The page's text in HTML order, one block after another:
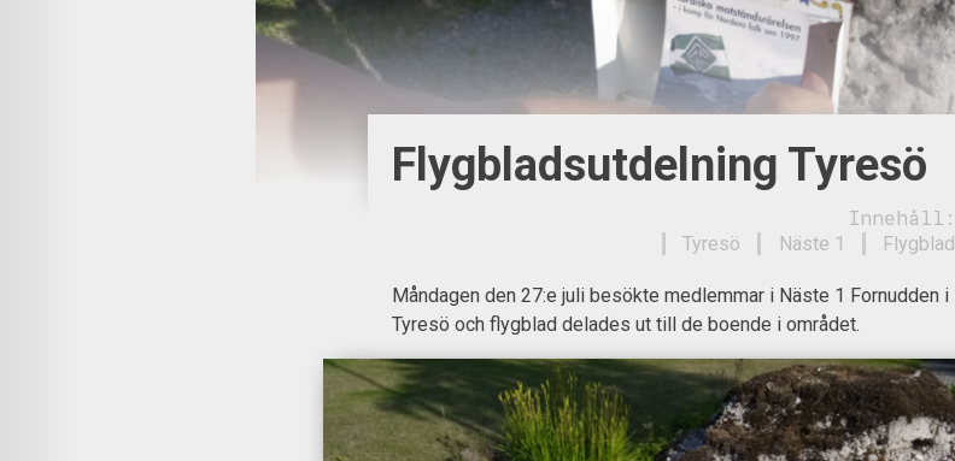
Flygbladsutdelning Tyresö
Innehåll:
Flygblad
Näste 1
Tyresö
Måndagen den 27:e juli besökte medlemmar i Näste 1 Fornudden i
Tyresö och flygblad delades ut till de boende i området.